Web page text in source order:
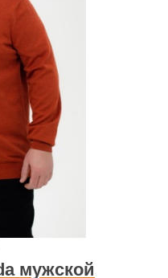
мужской